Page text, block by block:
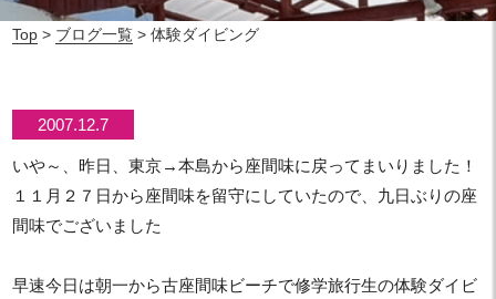
Top > ブログ一覧 > 体験ダイビング
2007.12.7
いや～、昨日、東京→本島から座間味に戻ってまいりました！
１１月２７日から座間味を留守にしていたので、九日ぶりの座
間味でございました
早速今日は朝一から古座間味ビーチで修学旅行生の体験ダイビ